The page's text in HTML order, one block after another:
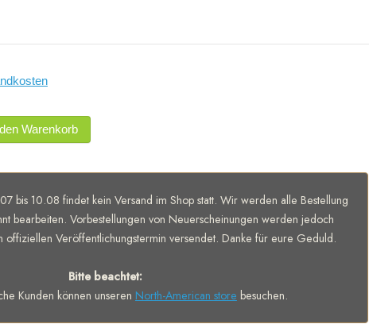
Warenkorb
bis 10.08 findet kein Versand im Shop statt. Wir werden alle Bestellung
bearbeiten. Vorbestellungen von Neuerscheinungen werden jedoch
offiziellen Veröffentlichungstermin versendet. Danke für eure Geduld.
Bitte beachtet:
Kunden können unseren North-American store besuchen.